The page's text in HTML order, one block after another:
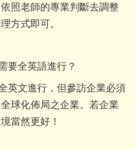
依照老師的專業判斷去調整
方式即可。
要全英語進行？
英文進行，但參訪企業必須
球化佈局之企業。若企業
當然更好！